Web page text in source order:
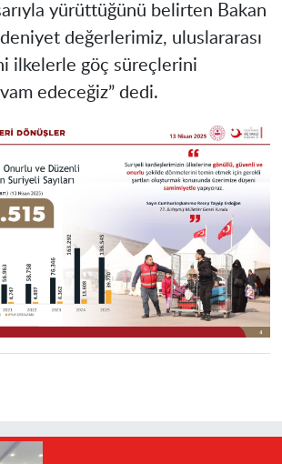
yürüttüğünü belirten Bakan
değerlerimiz, uluslararası
ilkelerle göç süreçlerini
edeceğiz” dedi.